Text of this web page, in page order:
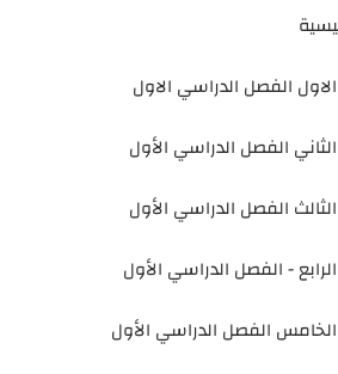
الفصل الدراسي الاول
الفصل الدراسي الأول
الفصل الدراسي الأول
- الفصل الدراسي الأول
الفصل الدراسي الأول